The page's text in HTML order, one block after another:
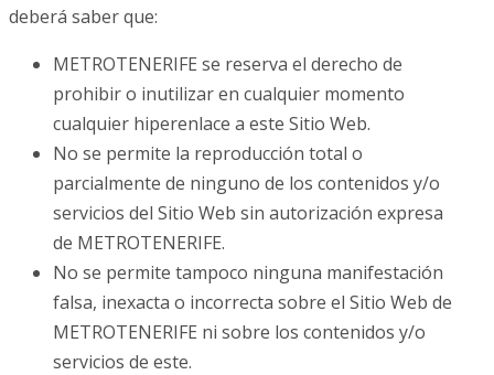
deberá saber que:
METROTENERIFE se reserva el derecho de
prohibir o inutilizar en cualquier momento
cualquier hiperenlace a este Sitio Web.
No se permite la reproducción total o
parcialmente de ninguno de los contenidos y/o
servicios del Sitio Web sin autorización expresa
de METROTENERIFE.
No se permite tampoco ninguna manifestación
falsa, inexacta o incorrecta sobre el Sitio Web de
METROTENERIFE ni sobre los contenidos y/o
servicios de este.